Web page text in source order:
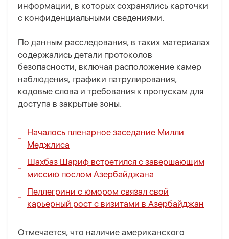
информации, в которых сохранялись карточки
с конфиденциальными сведениями.
По данным расследования, в таких материалах
содержались детали протоколов
безопасности, включая расположение камер
наблюдения, графики патрулирования,
кодовые слова и требования к пропускам для
доступа в закрытые зоны.
Началось пленарное заседание Милли
Меджлиса
Шахбаз Шариф встретился с завершающим
миссию послом Азербайджана
Пеллегрини с юмором связал свой
карьерный рост с визитами в Азербайджан
Отмечается, что наличие американского